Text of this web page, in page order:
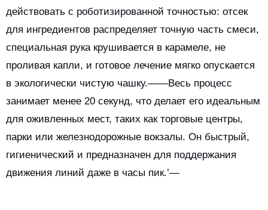
действовать с роботизированной точностью: отсек
для ингредиентов распределяет точную часть смеси,
специальная рука крушивается в карамеле, не
проливая капли, и готовое лечение мягко опускается
в экологически чистую чашку.——Весь процесс
занимает менее 20 секунд, что делает его идеальным
для оживленных мест, таких как торговые центры,
парки или железнодорожные вокзалы. Он быстрый,
гигиенический и предназначен для поддержания
движения линий даже в часы пик.’—